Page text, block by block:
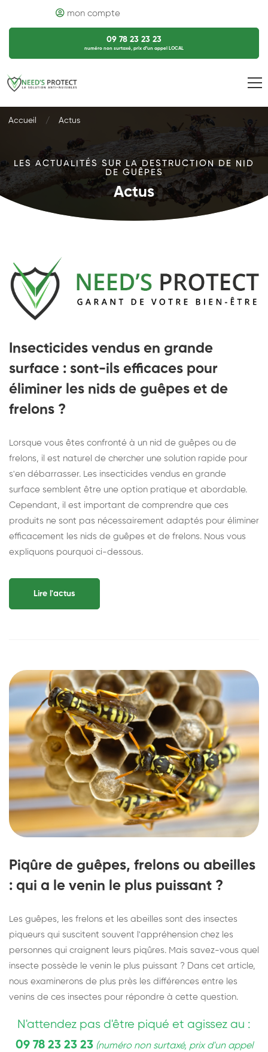
mon compte
09 78 23 23 23
numéro non surtaxé, prix d’un appel LOCAL
Accueil Actus
LES ACTUALITÉS SUR LA DESTRUCTION DE NID
DE GUÊPES
Actus
Insecticides vendus en grande
surface : sont-ils efficaces pour
éliminer les nids de guêpes et de
frelons ?
Lorsque vous êtes confronté à un nid de guêpes ou de
frelons, il est naturel de chercher une solution rapide pour
s'en débarrasser. Les insecticides vendus en grande
surface semblent être une option pratique et abordable.
Cependant, il est important de comprendre que ces
produits ne sont pas nécessairement adaptés pour éliminer
efficacement les nids de guêpes et de frelons. Nous vous
expliquons pourquoi ci-dessous.
Lire l'actus
Piqûre de guêpes, frelons ou abeilles
: qui a le venin le plus puissant ?
Les guêpes, les frelons et les abeilles sont des insectes
piqueurs qui suscitent souvent l'appréhension chez les
personnes qui craignent leurs piqûres. Mais savez-vous quel
insecte possède le venin le plus puissant ? Dans cet article,
nous examinerons de plus près les différences entre les
venins de ces insectes pour répondre à cette question.
N'attendez pas d'être piqué et agissez au :
09 78 23 23 23 (numéro non surtaxé, prix d'un appel